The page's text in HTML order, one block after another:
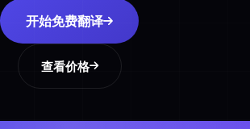
开始免费翻译
查看价格